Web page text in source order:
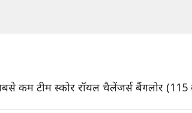
कम टीम स्कोर रॉयल चैलेंजर्स बैंगलोर (115